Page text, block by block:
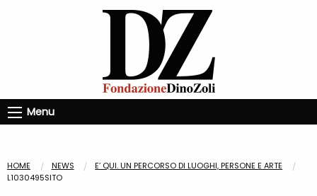
Menu
HOME NEWS
E’ QUI. UN PERCORSO DI LUOGHI, PERSONE E ARTE
L1030495SITO